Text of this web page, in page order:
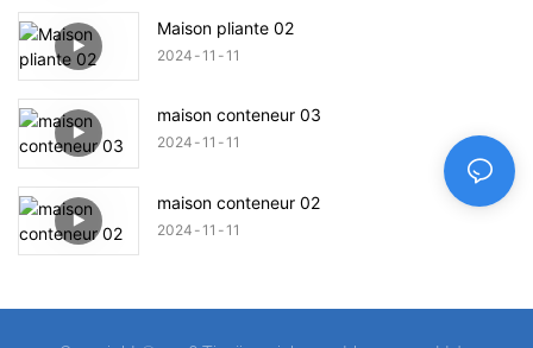
Maison pliante 02
2024 11 11
maison conteneur 03
2024 11 11
maison conteneur 02
2024 11 11